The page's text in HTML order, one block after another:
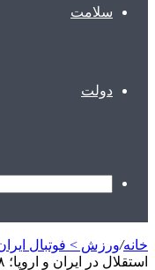
سلامت
دولت
خانه/ورزش > فوتبال
استقلال در ایران و اروپا؛ ۸ بازی بدون برد!